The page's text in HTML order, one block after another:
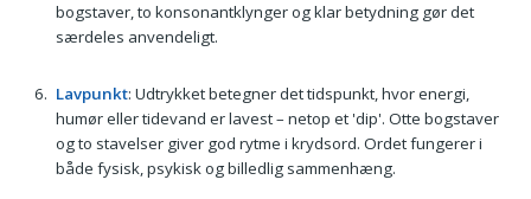
bogstaver, to konsonantklynger og klar betydning gør det
særdeles anvendeligt.
Lavpunkt: Udtrykket betegner det tidspunkt, hvor energi,
humør eller tidevand er lavest – netop et 'dip'. Otte bogstaver
og to stavelser giver god rytme i krydsord. Ordet fungerer i
både fysisk, psykisk og billedlig sammenhæng.